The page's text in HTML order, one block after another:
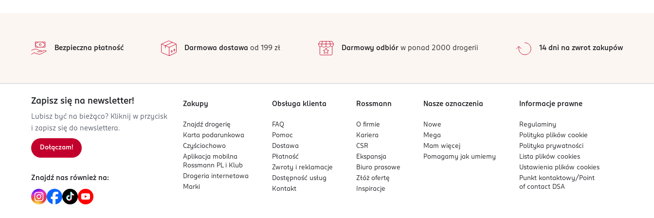
Nie stosować w przypadku nadwrażliwości na którykolwiek składnik preparatu.
Suplement diety nie może być stosowany jak substytut (zamiennik) zróżnicowanej diety.
Przechowywać w sposób niedostępny dla małych dzieci.
PRODUCENT/PODMIOT ODPOWIEDZIALNY
PCF PROCEFAR (HASCO)
51315
Kod EAN
5 904055 002536
2
1
0%
Sortowanie wgdata: od najnowszej
Bezpieczna płatność Darmowa dostawa od 199 zł Darmowy odbiórw ponad 2000 drogerii 14 dni na zwrot zakupów
Zapisz się na newsletter!
Lubisz być na bieżąco? Kliknij w przycisk
i zapisz się do newslettera.
Dołączam!
Znajdź nas również na:
Zakupy
Znajdź drogerię
Karta podarunkowa
Czyściochowo
Aplikacja mobilna
Rossmann PL i Klub
Drogeria internetowa
Marki
Obsługa klienta
FAQ
Pomoc
Dostawa
Płatność
Zwroty i reklamacje
Dostępność usług
Kontakt
Rossmann
O firmie
Kariera
CSR
Ekspansja
Biuro prasowe
Złóż ofertę
Inspiracje
Nasze oznaczenia
Nowe
Mega
Mam więcej
Pomagamy jak umiemy
Informacje prawne
Regulaminy
Polityka plikówcookie
Polityka prywatności
Lista plikówcookies
Ustawienia plikówcookies
Punkt kontaktowy/ Point
of contact DSA